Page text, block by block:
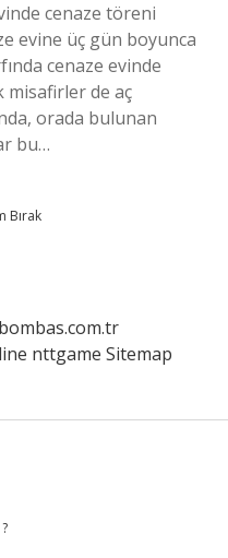
cenaze töreni
evine üç gün boyunca
cenaze evinde
misafirler de aç
orada bulunan
bu…
Bırak
nttgame Sitemap